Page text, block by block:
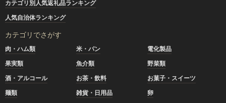
カテゴリ別人気返礼品ランキング
人気自治体ランキング
カテゴリでさがす
肉・ハム類 米・パン
電化製品
果実類
魚介類
野菜類
酒・アルコール
お茶・飲料
お菓子・スイーツ
麺類
雑貨・日用品
卵